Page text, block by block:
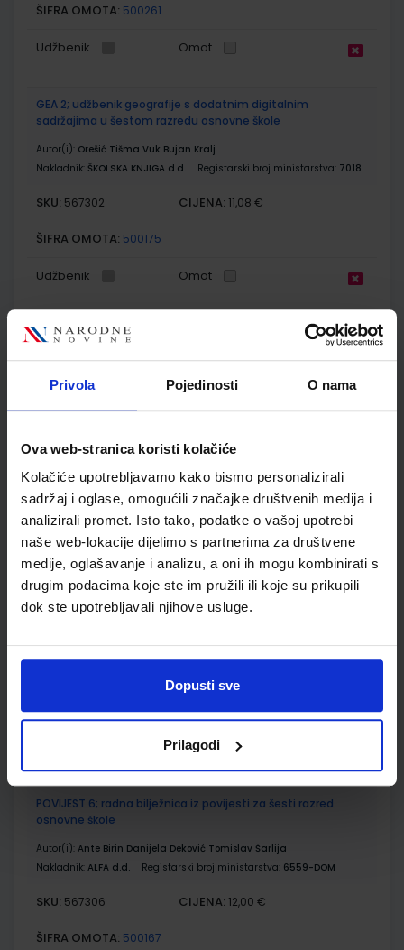
Privola Pojedinosti O nama
Ova web-stranica koristi kolačiće
Kolačiće upotrebljavamo kako bismo personalizirali
sadržaj i oglase, omogućili značajke društvenih medija i
analizirali promet. Isto tako, podatke o vašoj upotrebi
naše web-lokacije dijelimo s partnerima za društvene
medije, oglašavanje i analizu, a oni ih mogu kombinirati s
drugim podacima koje ste im pružili ili koje su prikupili
dok ste upotrebljavali njihove usluge.
Dopusti sve
Prilagodi
ŠIFRA OMOTA: 500261
Udžbenik Omot
GEA 2; udžbenik geografije s dodatnim digitalnim
sadržajima u šestom razredu osnovne škole
Autor(i): Orešić Tišma Vuk Bujan Kralj
Nakladnik: ŠKOLSKA KNJIGA d.d. Registarski broj ministarstva: 7018
SKU: 567302 CIJENA: 11,08 €
ŠIFRA OMOTA: 500175
Udžbenik Omot
GEA 2; radna bilježnica za geografiju u šestom razredu
Autor(i):
Orešić Tišma Vuk Bujan Kralj
ŠKOLSKA KNJIGA d.d.
DOM
SKU:567303 CIJENA:13,60 €
ŠIFRA OMOTA: 500175
Udžbenik Omot
POVIJEST 6; udžbenik iz povijesti za šesti razred osnovne
škole
ŠIFRA OMOTA:500179
Omot
POVIJEST 6; radna bilježnica iz povijesti za šesti razred
osnovne škole
Autor(i): Ante Birin Danijela Deković Tomislav Šarlija
Nakladnik: ALFA d.d. Registarski broj ministarstva: 6559-DOM
SKU: 567306 CIJENA: 12,00 €
ŠIFRA OMOTA: 500167